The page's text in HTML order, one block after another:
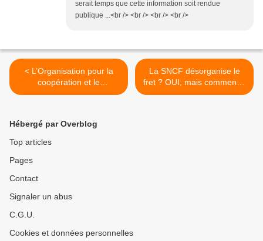
serait temps que cette information soit rendue
publique ...<br /> <br /> <br /> <br />
< L’Organisation pour la
coopération et le
développement
La SNCF désorganise le
fret ? OUI, mais comment ?
>
Hébergé par Overblog
Top articles
Pages
Contact
Signaler un abus
C.G.U.
Cookies et données personnelles